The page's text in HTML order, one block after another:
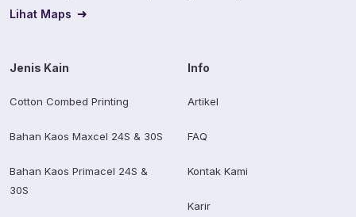
Lihat Maps
Jenis Kain
Cotton Combed Printing
Bahan Kaos Maxcel 24S & 30S
Bahan Kaos Primacel 24S &
30S
Info
Artikel
FAQ
Kontak Kami
Karir